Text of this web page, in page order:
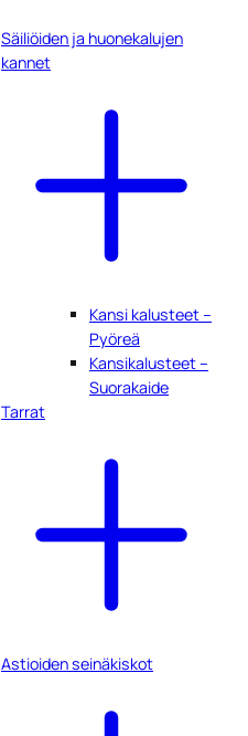
Säiliöiden ja huonekalujen
kannet
Kansi kalusteet –
Pyöreä
Kansikalusteet –
Suorakaide
Tarrat
Astioiden seinäkiskot